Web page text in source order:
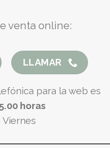
venta online:
LLAMAR
para la web es
horas
Viernes